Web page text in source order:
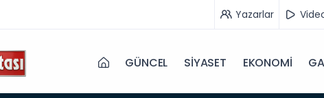
Yazarlar
GÜNCEL SİYASET EKONOMİ